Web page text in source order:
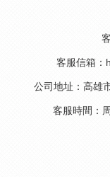
客服信箱：
公司地址：高雄
客服時間：